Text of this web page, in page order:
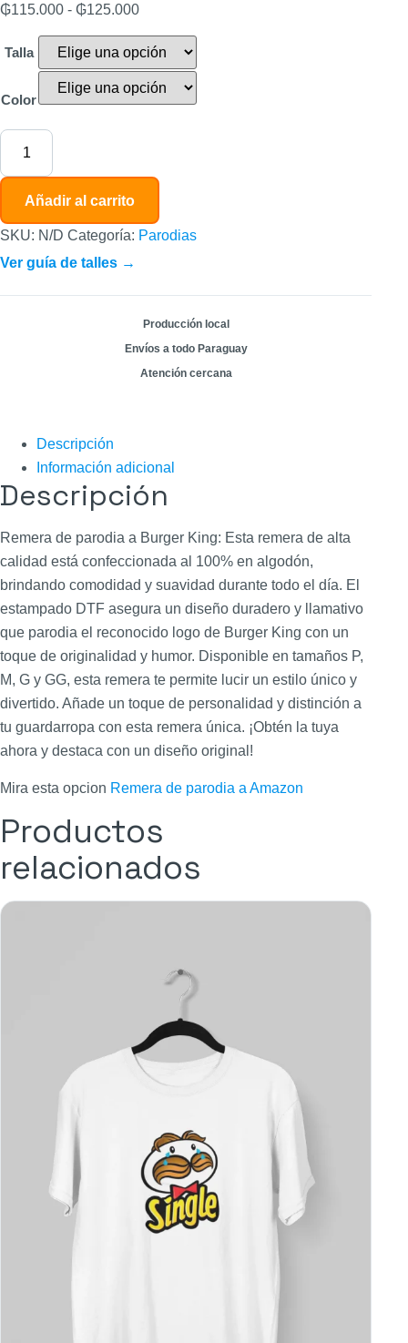
₲115.000 - ₲125.000
Talla
Color
Añadir al carrito
SKU: N/D Categoría: Parodias
Ver guía de talles →
Producción local
Envíos a todo Paraguay
Atención cercana
Descripción
Información adicional
Descripción
Remera de parodia a Burger King: Esta remera de alta
calidad está confeccionada al 100% en algodón,
brindando comodidad y suavidad durante todo el día. El
estampado DTF asegura un diseño duradero y llamativo
que parodia el reconocido logo de Burger King con un
toque de originalidad y humor. Disponible en tamaños P,
M, G y GG, esta remera te permite lucir un estilo único y
divertido. Añade un toque de personalidad y distinción a
tu guardarropa con esta remera única. ¡Obtén la tuya
ahora y destaca con un diseño original!
Mira esta opcion Remera de parodia a Amazon
Productos
relacionados